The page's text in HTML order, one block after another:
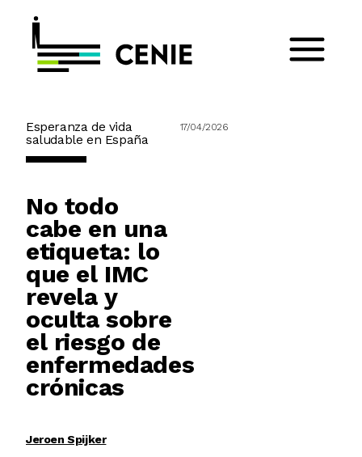
Esperanza de vida
saludable en España
17/04/2026
No todo
cabe en una
etiqueta: lo
que el IMC
revela y
oculta sobre
el riesgo de
enfermedades
crónicas
Jeroen Spijker